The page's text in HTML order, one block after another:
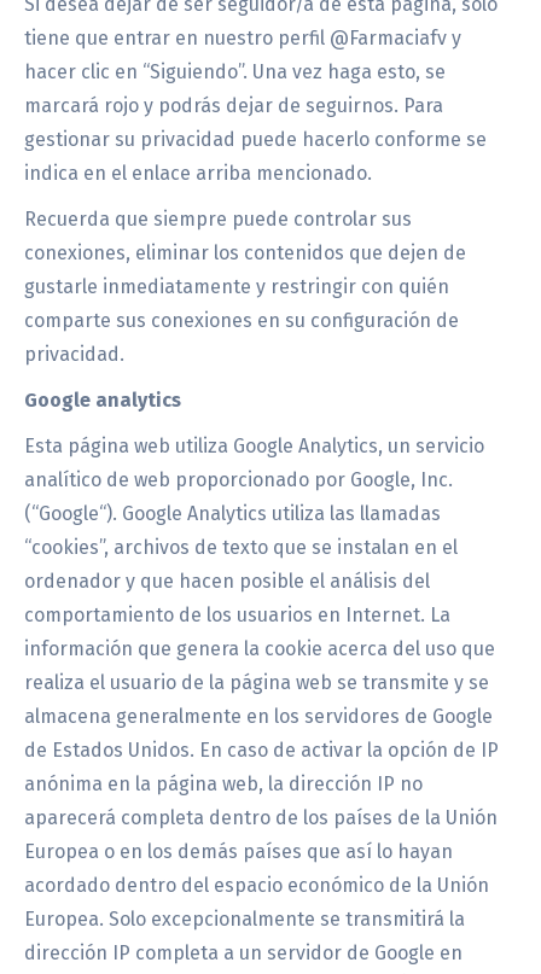
tiene que entrar en nuestro perfil @Farmaciafv y
hacer clic en “Siguiendo”. Una vez haga esto, se
marcará rojo y podrás dejar de seguirnos. Para
gestionar su privacidad puede hacerlo conforme se
indica en el enlace arriba mencionado.
Recuerda que siempre puede controlar sus
conexiones, eliminar los contenidos que dejen de
gustarle inmediatamente y restringir con quién
comparte sus conexiones en su configuración de
privacidad.
Google analytics
Esta página web utiliza Google Analytics, un servicio
analítico de web proporcionado por Google, Inc.
(“Google“). Google Analytics utiliza las llamadas
“cookies”, archivos de texto que se instalan en el
ordenador y que hacen posible el análisis del
comportamiento de los usuarios en Internet. La
información que genera la cookie acerca del uso que
realiza el usuario de la página web se transmite y se
almacena generalmente en los servidores de Google
de Estados Unidos. En caso de activar la opción de IP
anónima en la página web, la dirección IP no
aparecerá completa dentro de los países de la Unión
Europea o en los demás países que así lo hayan
acordado dentro del espacio económico de la Unión
Europea. Solo excepcionalmente se transmitirá la
dirección IP completa a un servidor de Google en